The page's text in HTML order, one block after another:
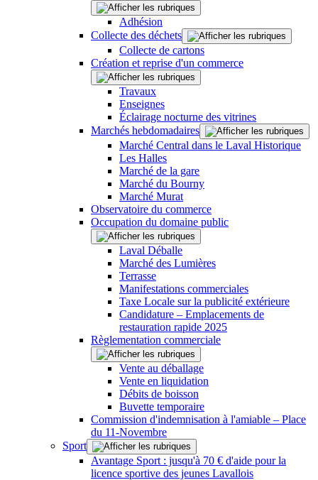
Adhésion
Collecte des déchets
Collecte de cartons
Création et reprise d'un commerce
Travaux
Enseignes
Éclairage nocturne des vitrines
Marchés hebdomadaires
Marché Central dans le Laval Historique
Les Halles
Marché de la gare
Marché du Bourny
Marché Murat
Observatoire du commerce
Occupation du domaine public
Laval Déballe
Marché des Lumières
Terrasse
Manifestations commerciales
Taxe Locale sur la publicité extérieure
Candidature – Emplacements de
restauration rapide 2025
Règlementation commerciale
Vente au déballage
Vente en liquidation
Débits de boisson
Buvette temporaire
Commission d'indemnisation à l'amiable – Place
du 11-Novembre
Sport
Avantage Sport : jusqu'à 70 € d'aide pour la
licence sportive des jeunes Lavallois